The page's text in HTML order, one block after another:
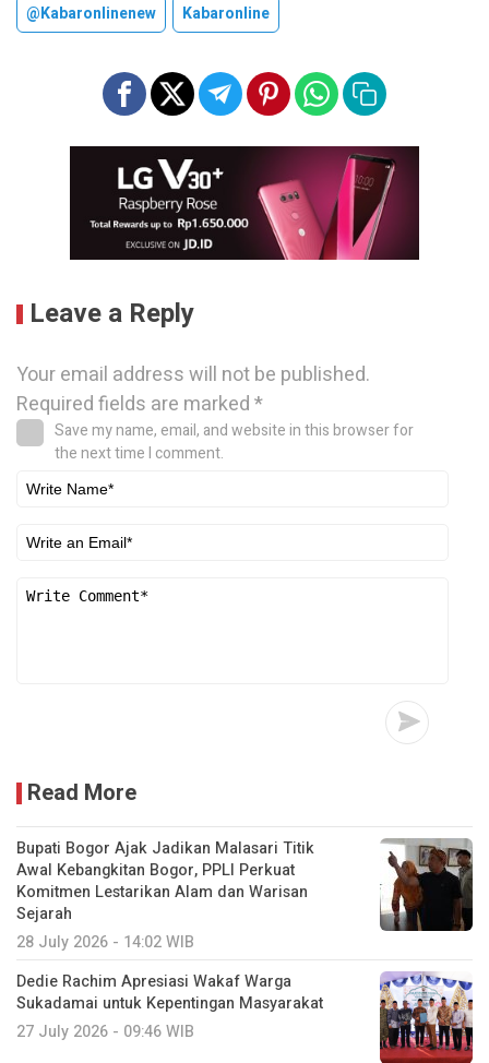
@kabaronlinenew Kabaronline
Leave a Reply
Your email address will not be published.
Required fields are marked*
Save my name, email, and website in this browser for
the next time I comment.
Read More
Bupati Bogor Ajak Jadikan Malasari Titik
Awal Kebangkitan Bogor, PPLI Perkuat
Komitmen Lestarikan Alam dan Warisan
Sejarah
28 July 2026 - 14:02 WIB
Dedie Rachim Apresiasi Wakaf Warga
Sukadamai untuk Kepentingan Masyarakat
27 July 2026 - 09:46 WIB